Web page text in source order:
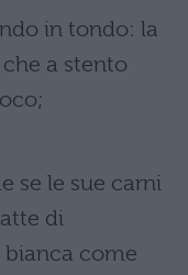
in tondo: la
a stento
se le sue carni
di
bianca come